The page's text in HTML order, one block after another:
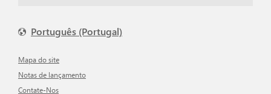
Português (Portugal)
Mapa do site
Notas de lançamento
Contate-Nos